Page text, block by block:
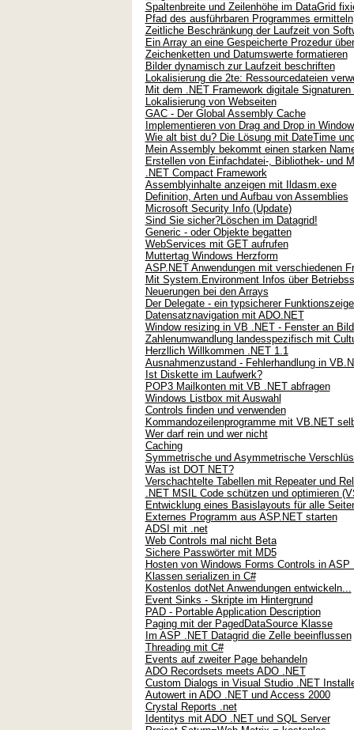
Spaltenbreite und Zeilenhöhe im DataGrid
Pfad des ausführbaren Programmes ermitteln
Zeitliche Beschränkung der Laufzeit von
Ein Array an eine Gespeicherte Prozedur
Zeichenketten und Datumswerte formatieren
Bilder dynamisch zur Laufzeit beschriften
Lokalisierung die 2te: Ressourcedateien
Mit dem .NET Framework digitale Signaturen
Lokalisierung von Webseiten
GAC - Der Global Assembly Cache
Implementieren von Drag and Drop in
Wie alt bist du? Die Lösung mit DateTime
Mein Assembly bekommt einen starken
Erstellen von Einfachdatei-, Bibliothek- und
.NET Compact Framework
Assemblyinhalte anzeigen mit Ildasm.exe
Definition, Arten und Aufbau von Assemblies
Microsoft Security Info (Update)
Sind Sie sicher?Löschen im Datagrid!
Generic - oder Objekte begatten
WebServices mit GET aufrufen
Muttertag Windows Herzform
ASP.NET Anwendungen mit verschiedenen
Mit System.Environment Infos über
Neuerungen bei den Arrays
Der Delegate - ein typsicherer
Datensatznavigation mit ADO.NET
Window resizing in VB .NET - Fenster an
Zahlenumwandlung landesspezifisch mit
Herzllich Willkommen .NET 1.1
Ausnahmenzustand - Fehlerhandlung in
Ist Diskette im Laufwerk?
POP3 Mailkonten mit VB .NET abfragen
Windows Listbox mit Auswahl
Controls finden und verwenden
Kommandozeilenprogramme mit VB.NET
Wer darf rein und wer nicht
Caching
Symmetrische und Asymmetrische
Was ist DOT NET?
Verschachtelte Tabellen mit Repeater und
.NET MSIL Code schützen und optimieren
Entwicklung eines Basislayouts für alle
Externes Programm aus ASP.NET starten
ADSI mit .net
Web Controls mal nicht Beta
Sichere Passwörter mit MD5
Hosten von Windows Forms Controls in ASP
Klassen serializen in C#
Kostenlos dotNet Anwendungen entwickeln...
Event Sinks - Skripte im Hintergrund
PAD - Portable Application Description
Paging mit der PagedDataSource Klasse
Im ASP .NET Datagrid die Zelle beeinflussen
Threading mit C#
Events auf zweiter Page behandeln
ADO Recordsets meets ADO .NET
Custom Dialogs in Visual Studio .NET
Autowert in ADO .NET und Access 2000
Crystal Reports .net
Identitys mit ADO .NET und SQL Server